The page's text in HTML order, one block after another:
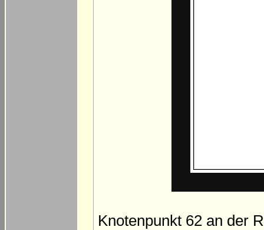
Knotenpunkt 62 an der